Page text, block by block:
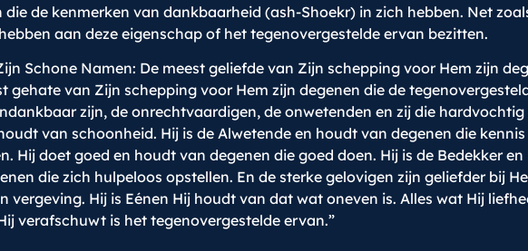
de kenmerken van dankbaarheid (ash-Shoekr) in zich hebben. Net
aan deze eigenschap of het tegenovergestelde ervan bezitten.
Schone Namen: De meest geliefde van Zijn schepping voor Hem zijn
gehate van Zijn schepping voor Hem zijn degenen die de
zijn, de onrechtvaardigen, de onwetenden en zij die
van schoonheid. Hij is de Alwetende en houdt van degenen die
Hij doet goed en houdt van degenen die goed doen. Hij is de Bedekker
die zich hulpeloos opstellen. En de sterke gelovigen zijn geliefder bij
vergeving. Hij is Eénen Hij houdt van dat wat oneven is. Alles wat Hij
verafschuwt is het tegenovergestelde ervan.”